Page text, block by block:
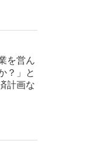
を営ん
？」と
計画な